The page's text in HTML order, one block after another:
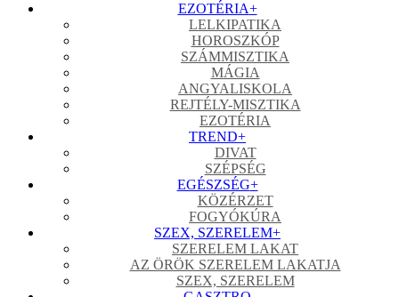
EZOTÉRIA+
LELKIPATIKA
HOROSZKÓP
SZÁMMISZTIKA
MÁGIA
ANGYALISKOLA
REJTÉLY-MISZTIKA
EZOTÉRIA
TREND+
DIVAT
SZÉPSÉG
EGÉSZSÉG+
KÖZÉRZET
FOGYÓKÚRA
SZEX, SZERELEM+
SZERELEM LAKAT
AZ ÖRÖK SZERELEM LAKATJA
SZEX, SZERELEM